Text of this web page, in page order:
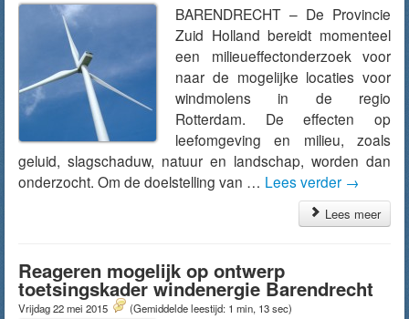
BARENDRECHT – De Provincie
Zuid Holland bereidt momenteel
een milieueffectonderzoek voor
naar de mogelijke locaties voor
windmolens in de regio
Rotterdam. De effecten op
leefomgeving en milieu, zoals
geluid, slagschaduw, natuur en landschap, worden dan
onderzocht. Om de doelstelling van … Lees verder →
Lees meer
Reageren mogelijk op ontwerp
toetsingskader windenergie Barendrecht
Vrijdag 22 mei 2015 (Gemiddelde leestijd: 1 min, 13 sec)